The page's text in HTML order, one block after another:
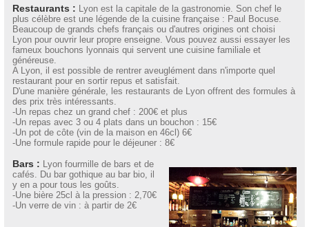
Restaurants : Lyon est la capitale de la gastronomie. Son chef le
plus célèbre est une légende de la cuisine française : Paul Bocuse.
Beaucoup de grands chefs français ou d'autres origines ont choisi
Lyon pour ouvrir leur propre enseigne. Vous pouvez aussi essayer les
fameux bouchons lyonnais qui servent une cuisine familiale et
généreuse.
A Lyon, il est possible de rentrer aveuglément dans n'importe quel
restaurant pour en sortir repus et satisfait.
D'une manière générale, les restaurants de Lyon offrent des formules à
des prix très intéressants.
-Un repas chez un grand chef : 200€ et plus
-Un repas avec 3 ou 4 plats dans un bouchon : 15€
-Un pot de côte (vin de la maison en 46cl) 6€
-Une formule rapide pour le déjeuner : 8€
Bars : Lyon fourmille de bars et de
cafés. Du bar gothique au bar bio, il
y en a pour tous les goûts.
-Une bière 25cl à la pression : 2,70€
-Un verre de vin : à partir de 2€